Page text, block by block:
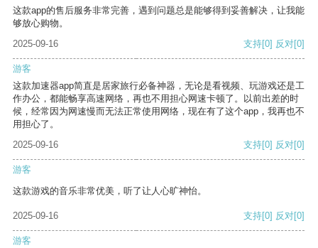
这款app的售后服务非常完善，遇到问题总是能够得到妥善解决，让我能
够放心购物。
2025-09-16
支持[0] 反对[0]
游客
这款加速器app简直是居家旅行必备神器，无论是看视频、玩游戏还是工
作办公，都能畅享高速网络，再也不用担心网速卡顿了。以前出差的时
候，经常因为网速慢而无法正常使用网络，现在有了这个app，我再也不
用担心了。
2025-09-16
支持[0] 反对[0]
游客
这款游戏的音乐非常优美，听了让人心旷神怡。
2025-09-16 支持[0] 反对[0]
游客